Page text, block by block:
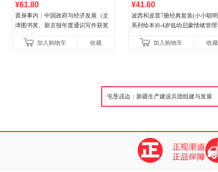
¥61.80
置身事内：中国政府与经济发展（文
津图书奖、新京报年度通识写作获奖
菘、张军、周黎安、王烁联
加入购物车 收藏
¥41.60
波西和皮普7册经典套装(小小聪
系列绘本)0-4岁低幼启蒙情绪管
养好品质，发现快
加入购物车 收藏